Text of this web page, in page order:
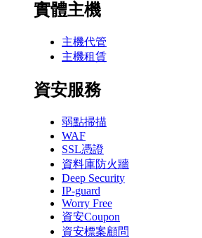
實體主機
主機代管
主機租賃
資安服務
弱點掃描
WAF
SSL憑證
資料庫防火牆
Deep Security
IP-guard
Worry Free
資安Coupon
資安標案顧問